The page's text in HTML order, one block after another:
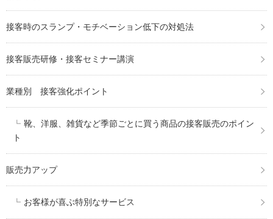
接客時のスランプ・モチベーション低下の対処法
接客販売研修・接客セミナー講演
業種別 接客強化ポイント
靴、洋服、雑貨など季節ごとに買う商品の接客販売のポイン
ト
販売力アップ
お客様が喜ぶ特別なサービス